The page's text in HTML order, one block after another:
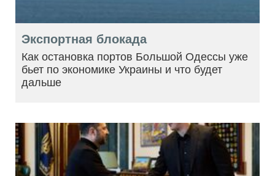
Экспортная блокада
Как остановка портов Большой Одессы уже
бьет по экономике Украины и что будет
дальше